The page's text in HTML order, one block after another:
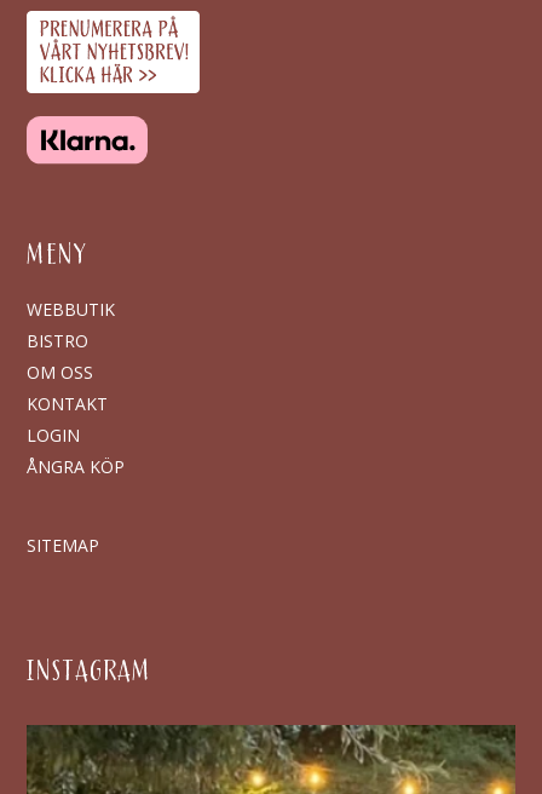
MENY
WEBBUTIK
BISTRO
OM OSS
KONTAKT
LOGIN
ÅNGRA KÖP
SITEMAP
INSTAGRAM